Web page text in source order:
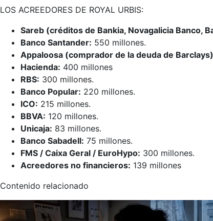
LOS ACREEDORES DE ROYAL URBIS:
Sareb (créditos de Bankia, Novagalicia Banco,
Banco Santander: 550 millones.
Appaloosa (comprador de la deuda de
Hacienda: 400 millones
RBS: 300 millones.
Banco Popular: 220 millones.
ICO: 215 millones.
BBVA: 120 millones.
Unicaja: 83 millones.
Banco Sabadell: 75 millones.
FMS / Caixa Geral / EuroHypo: 300 millones.
Acreedores no financieros: 139 millones
Contenido relacionado